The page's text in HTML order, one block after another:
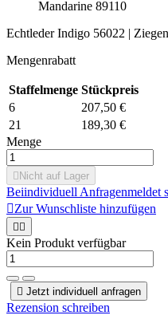
Mandarine 89110
Echtleder Indigo 56022 |
Mengenrabatt
Staffelmenge Stückpreis
6
207,50 €
21
189,30 €
Menge
 Nicht auf Lager
Beiindividuell Anfragenmeldet
Zur Wunschliste hinzufügen
 
Kein Produkt verfügbar
 Jetzt individuell anfragen
Rezension schreiben